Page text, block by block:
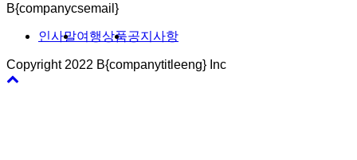
B{companycsemail}
인사말여행상품공지사항
Copyright 2022 B{companytitleeng} Inc